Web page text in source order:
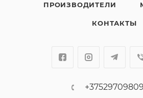
ПРОИЗВОДИТЕЛИ
КОНТАКТЫ